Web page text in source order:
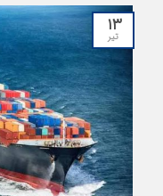
۱۳
تیر